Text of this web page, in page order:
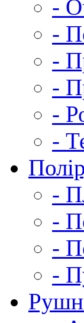
-
-
-
-
-
-
-
-
-
-